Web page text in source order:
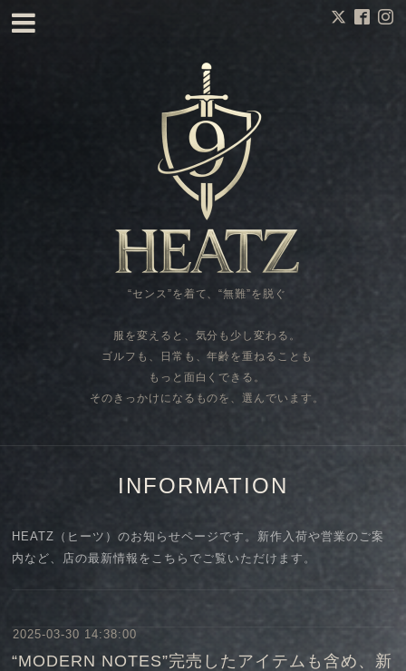
“センス”を着て、“無難”を脱ぐ
服を変えると、気分も少し変わる。
ゴルフも、日常も、年齢を重ねることも
もっと面白くできる。
そのきっかけになるものを、選んでいます。
INFORMATION
HEATZ（ヒーツ）のお知らせページです。新作入荷や営業のご案
内など、店の最新情報をこちらでご覧いただけます。
2025-03-30 14:38:00
“MODERN NOTES”完売したアイテムも含め、新